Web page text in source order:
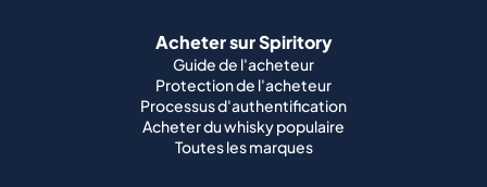
Acheter sur Spiritory
Guide de l'acheteur
Protection de l'acheteur
Processus d'authentification
Acheter du whisky populaire
Toutes les marques